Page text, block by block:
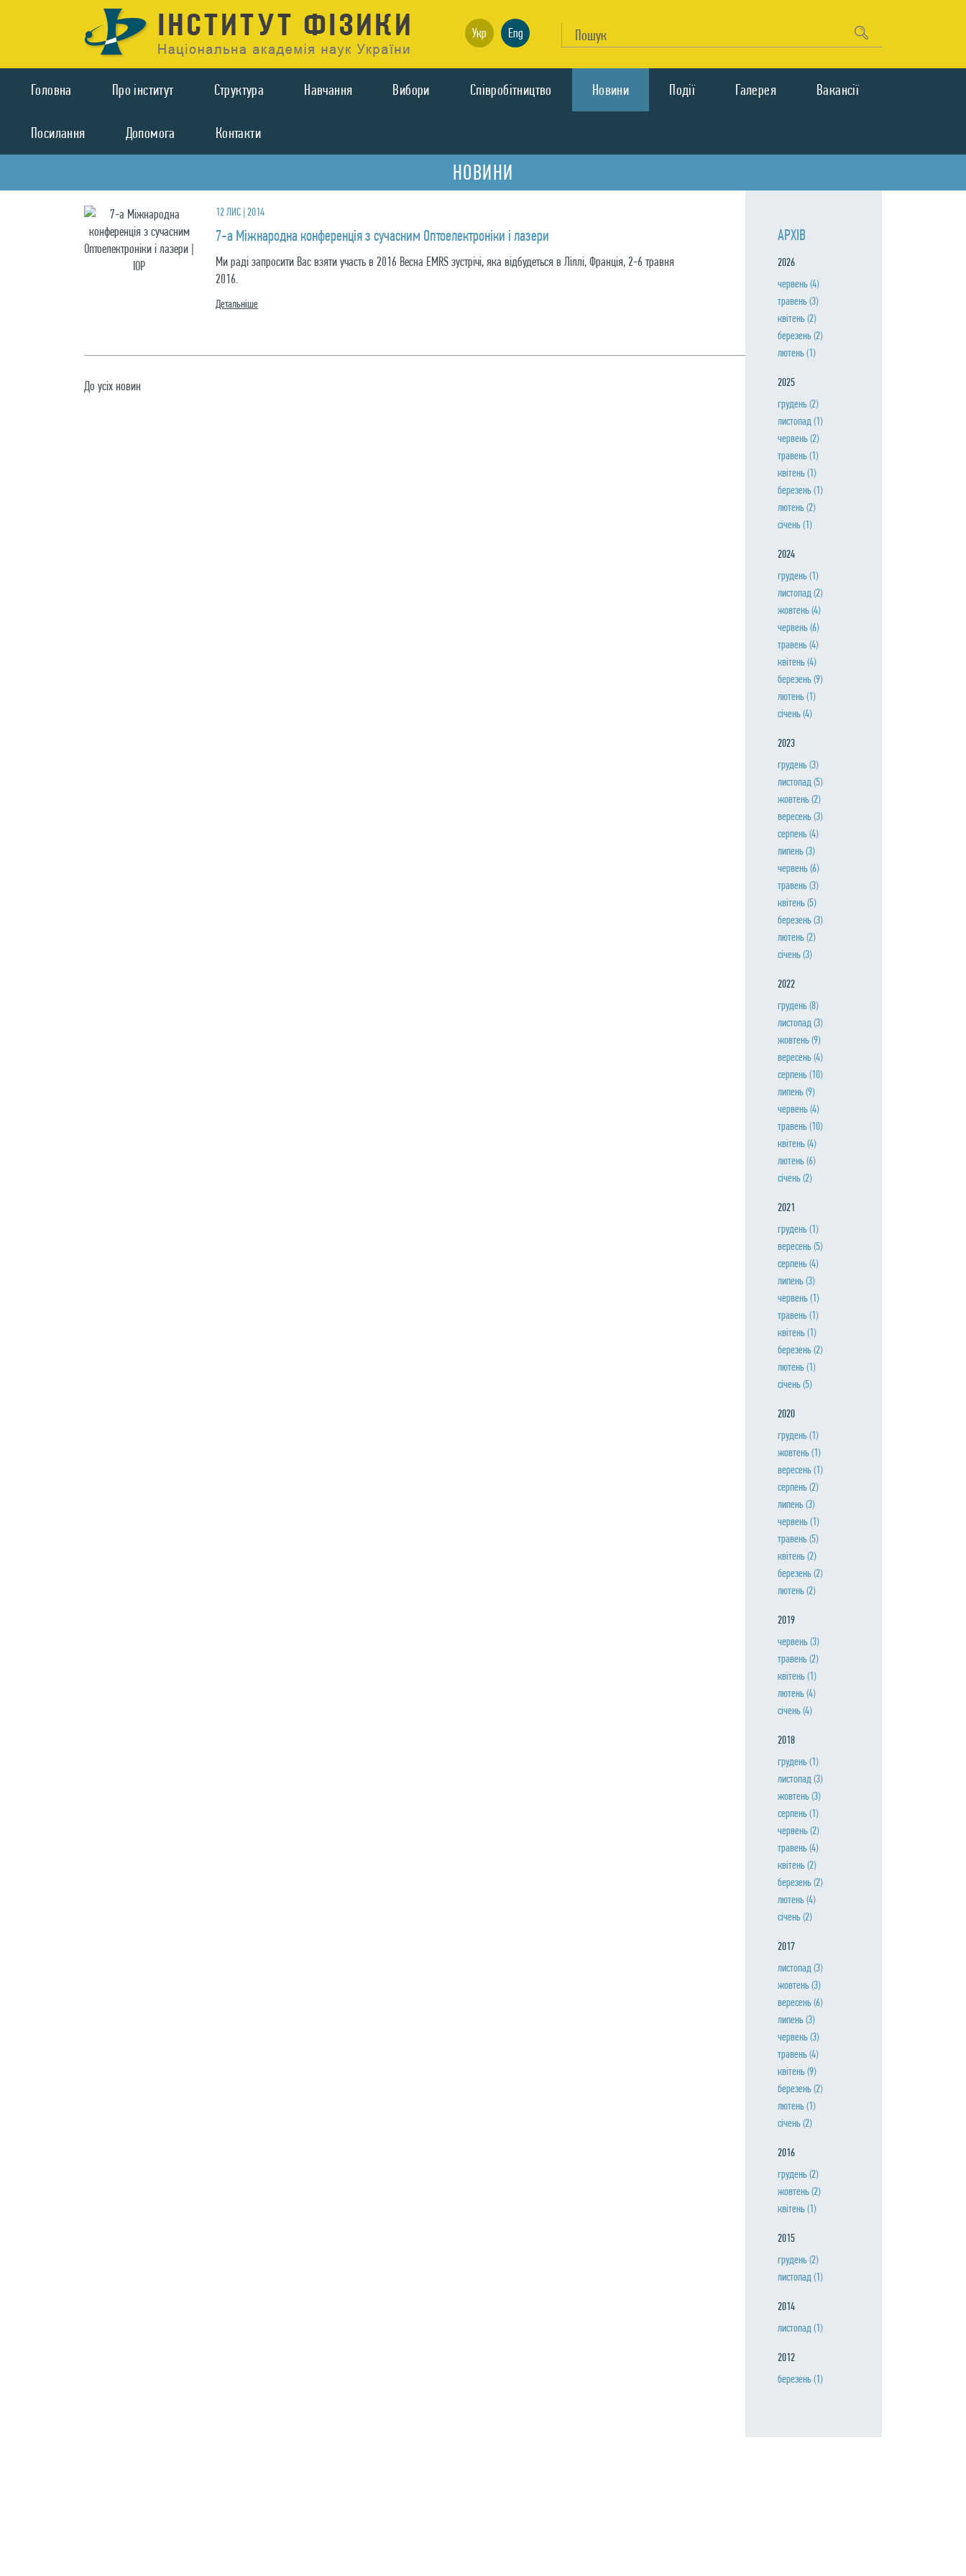
Укр Eng
Головна Про iнститут Структура Навчання Вибори Спiвробiтництво Новини Подiї Галерея Вакансії
Посилання Допомога Контакти
НОВИНИ
12 ЛИС | 2014
7-а Міжнародна конференція з сучасним Оптоелектроніки і лазери
Ми раді запросити Вас взяти участь в 2016 Весна EMRS зустрічі, яка відбудеться в Ліллі, Франція, 2-6 травня
2016.
Детальнiше
До усiх новин
АРХIВ
2026
червень(4)
травень(3)
квiтень(2)
березень(2)
лютень(1)
2025
грудень(2)
листопад(1)
червень(2)
травень(1)
квiтень(1)
березень(1)
лютень(2)
сiчень(1)
2024
грудень(1)
листопад(2)
жовтень(4)
червень(6)
травень(4)
квiтень(4)
березень(9)
лютень(1)
сiчень(4)
2023
грудень(3)
листопад(5)
жовтень(2)
вересень(3)
серпень(4)
липень(3)
червень(6)
травень(3)
квiтень(5)
березень(3)
лютень(2)
сiчень(3)
2022
грудень(8)
листопад(3)
жовтень(9)
вересень(4)
серпень(10)
липень(9)
червень(4)
травень(10)
квiтень(4)
лютень(6)
сiчень(2)
2021
грудень(1)
вересень(5)
серпень(4)
липень(3)
червень(1)
травень(1)
квiтень(1)
березень(2)
лютень(1)
сiчень(5)
2020
грудень(1)
жовтень(1)
вересень(1)
серпень(2)
липень(3)
червень(1)
травень(5)
квiтень(2)
березень(2)
лютень(2)
2019
червень(3)
травень(2)
квiтень(1)
лютень(4)
сiчень(4)
2018
грудень(1)
листопад(3)
жовтень(3)
серпень(1)
червень(2)
травень(4)
квiтень(2)
березень(2)
лютень(4)
сiчень(2)
2017
листопад(3)
жовтень(3)
вересень(6)
липень(3)
червень(3)
травень(4)
квiтень(9)
березень(2)
лютень(1)
сiчень(2)
2016
грудень(2)
жовтень(2)
квiтень(1)
2015
грудень(2)
листопад(1)
2014
листопад(1)
2012
березень(1)